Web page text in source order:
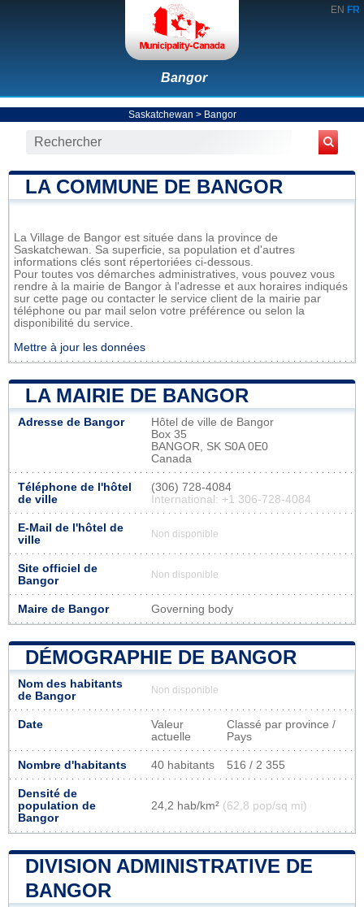
EN FR
Bangor
Saskatchewan > Bangor
LA COMMUNE DE BANGOR
La Village de Bangor est située dans la province de
Saskatchewan. Sa superficie, sa population et d'autres
informations clés sont répertoriées ci-dessous.
Pour toutes vos démarches administratives, vous pouvez vous
rendre à la mairie de Bangor à l'adresse et aux horaires indiqués
sur cette page ou contacter le service client de la mairie par
téléphone ou par mail selon votre préférence ou selon la
disponibilité du service.
Mettre à jour les données
LA MAIRIE DE BANGOR
Adresse de Bangor
Hôtel de ville de Bangor
Box 35
BANGOR, SK S0A 0E0
Canada
Téléphone de l'hôtel
de ville
(306) 728-4084
International: +1 306-728-4084
E-Mail de l'hôtel de
ville
Non disponible
Site officiel de
Bangor
Non disponible
Maire de Bangor Governing body
DÉMOGRAPHIE DE BANGOR
Nom des habitants
de Bangor
Non disponible
Date
Valeur
actuelle
Classé par province /
Pays
Nombre d'habitants 40 habitants 516 / 2 355
Densité de
population de
Bangor
24,2 hab/km² (62,8 pop/sq mi)
DIVISION ADMINISTRATIVE DE
BANGOR